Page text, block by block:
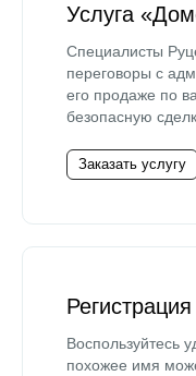
Услуга
Специалисты
переговоры с
его продаже по
безопасную
Заказать услугу
Воспользуйтесь
похожее имя